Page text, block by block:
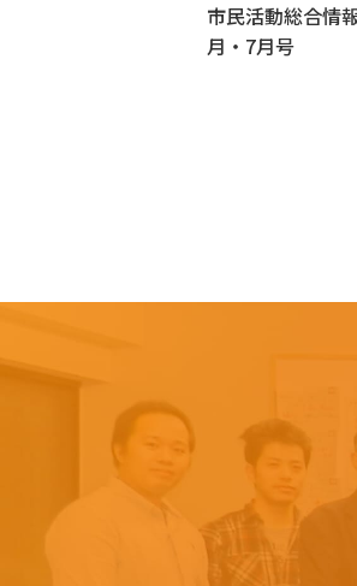
市民活動総合情
月・7月号